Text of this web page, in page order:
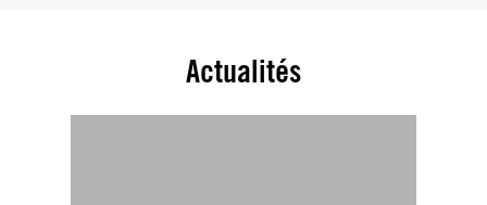
Actualités